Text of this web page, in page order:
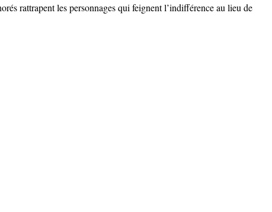
rattrapent les personnages qui feignent l’indifférence au lieu de